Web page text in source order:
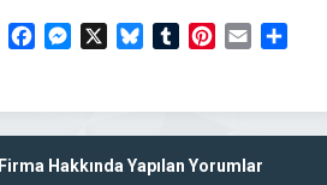
WhatsAppFacebookMessengerBlueskyTumblrPinterest
Email
Firma Hakkında Yapılan Yorumlar